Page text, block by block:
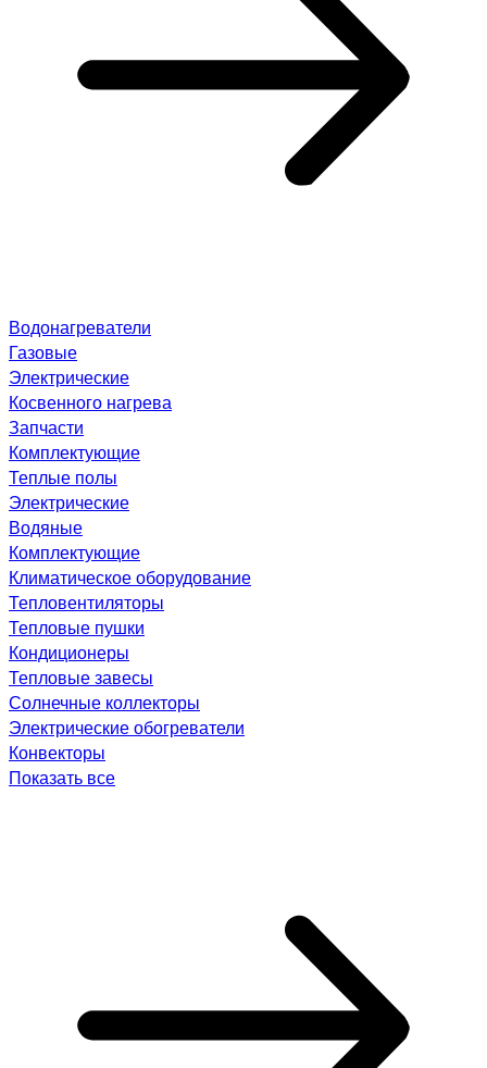
Водонагреватели
Газовые
Электрические
Косвенного нагрева
Запчасти
Комплектующие
Теплые полы
Электрические
Водяные
Комплектующие
Климатическое оборудование
Тепловентиляторы
Тепловые пушки
Кондиционеры
Тепловые завесы
Солнечные коллекторы
Электрические обогреватели
Конвекторы
Показать все